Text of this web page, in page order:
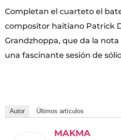
Completan el cuarteto el
compositor haitiano Patrick
Grandzhoppa, que da la
una fascinante sesión de
Autor Últimos artículos
MAKMA